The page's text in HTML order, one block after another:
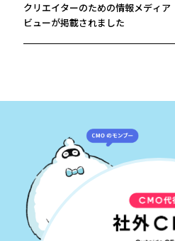
クリエイターのための情報メディア
ビューが掲載されました